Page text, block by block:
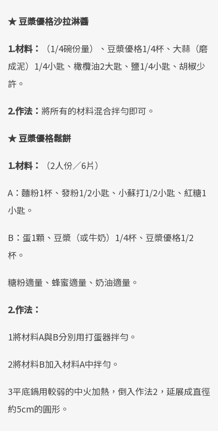
★ 豆漿優格沙拉淋醬
1.材料：
（1/4碗份量）、豆漿優格1/4杯、大蒜（磨
成泥）1/4小匙、橄欖油2大匙、鹽1/4小匙、胡椒少
許。
2.作法： 將所有的材料混合拌勻即可。
★ 豆漿優格鬆餅
1.材料： （2人份／6片）
A：麵粉1杯、發粉1/2小匙、小蘇打1/2小匙、紅糖1
小匙。
B：蛋1顆、豆漿（或牛奶）1/4杯、豆漿優格1/2
杯。
糖粉適量、蜂蜜適量、奶油適量。
2.作法：
1將材料A與B分別用打蛋器拌勻。
2將材料B加入材料A中拌勻。
3平底鍋用較弱的中火加熱，倒入作法2，延展成直徑
約5cm的圓形。